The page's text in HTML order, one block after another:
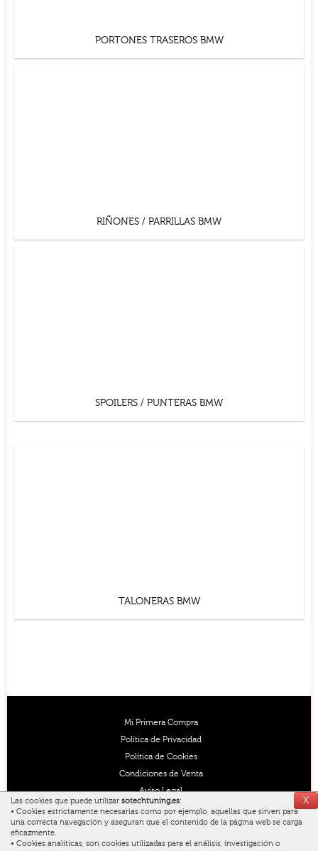
X
Las cookies que puede utilizar sotechtuning.es:
• Cookies estrictamente necesarias como por ejemplo, aquellas que sirven para
una correcta navegación y aseguran que el contenido de la página web se carga
eficazmente.
• Cookies analíticas, son cookies utilizadas para el análisis, investigación o
PORTONES TRASEROS BMW
RIÑONES / PARRILLAS BMW
SPOILERS / PUNTERAS BMW
TALONERAS BMW
Mi Primera Compra
Política de Privacidad
Política de Cookies
Condiciones de Venta
Aviso Legal
Razón social: DANIEL PRIEGO SOLER
CIF: 73576064F